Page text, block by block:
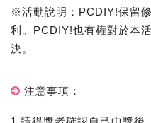
※活動說明：PCDIY!保留
利。PCDIY!也有權對於本
決。
注意事項：